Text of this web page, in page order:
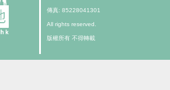
傳真: 85228041301
All rights reserved.
版權所有 不得轉載